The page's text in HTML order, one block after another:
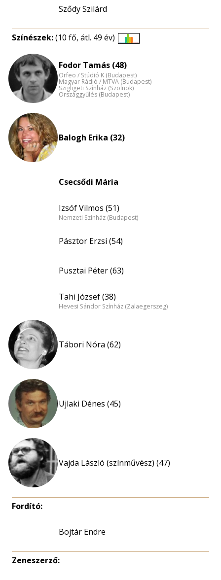
Sződy Szilárd
Színészek:(10 fő, átl. 49 év)
nagyítása
Fodor Tamás (48)
Orfeo / Stúdió K (Budapest)
Magyar Rádió / MTVA (Budapest)
Szigligeti Színház (Szolnok)
Országgyűlés (Budapest)
Balogh Erika (32)
Csecsődi Mária
Izsóf Vilmos (51)
Nemzeti Színház (Budapest)
Pásztor Erzsi (54)
Pusztai Péter (63)
Tahi József (38)
Hevesi Sándor Színház (Zalaegerszeg)
Tábori Nóra (62)
Ujlaki Dénes (45)
Vajda László (színművész) (47)
Fordító:
Bojtár Endre
Zeneszerző: